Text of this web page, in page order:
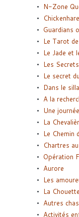
N-Zone
Guardians
Le Tarot
Le Jade et
Les
Le secret
Dans le
A la
Une
La
Le Chemin
Chartres
Opération
Aurore
Les
La
Autres
Activités